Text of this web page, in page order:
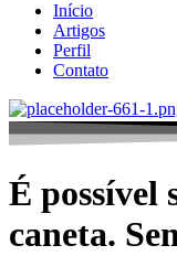
Início
Artigos
Perfil
Contato
É possível
caneta.